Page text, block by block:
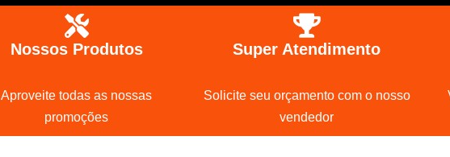
Nossos Produtos
Aproveite todas as nossas
promoções
Super Atendimento
Solicite seu orçamento com o nosso
vendedor